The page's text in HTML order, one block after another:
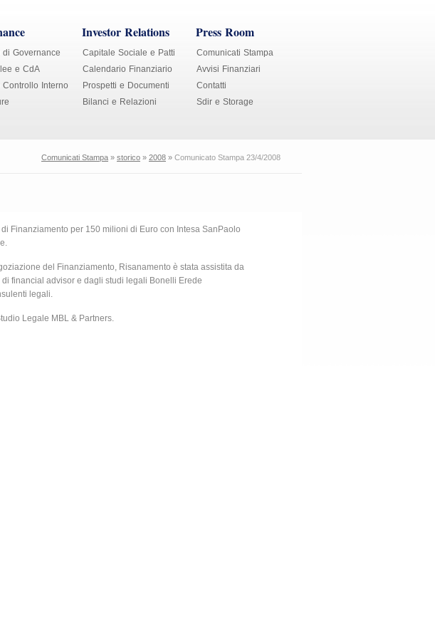
di Governance
e CdA
Controllo Interno
Investor Relations
Capitale Sociale e Patti
Calendario Finanziario
Prospetti e Documenti
Bilanci e Relazioni
Press Room
Comunicati Stampa
Avvisi Finanziari
Contatti
Sdir e Storage
Comunicati Stampa » storico » 2008 » Comunicato Stampa 23/4/2008
Finanziamento per 150 milioni di Euro con Intesa SanPaolo
del Finanziamento, Risanamento è stata assistita da
financial advisor e dagli studi legali Bonelli Erede
legali.
Legale MBL & Partners.